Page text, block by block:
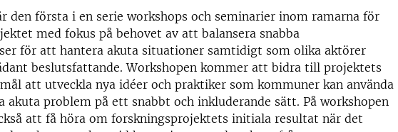
den första i en serie workshops och seminarier inom ramarna för
med fokus på behovet av att balansera snabba
för att hantera akuta situationer samtidigt som olika aktörer
beslutsfattande. Workshopen kommer att bidra till projektets
att utveckla nya idéer och praktiker som kommuner kan använda
akuta problem på ett snabbt och inkluderande sätt. På workshopen
att få höra om forskningsprojektets initiala resultat när det